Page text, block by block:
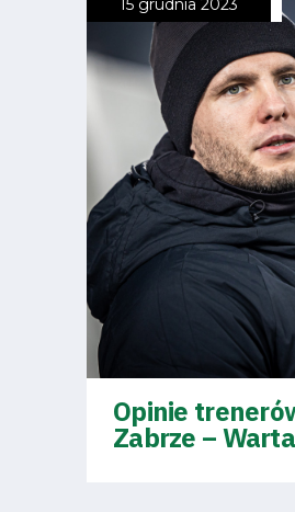
terminarz
Bilety
Kontakt
Pierwszy
zespół
Amp
Futbol
Opinie
Zabrze –